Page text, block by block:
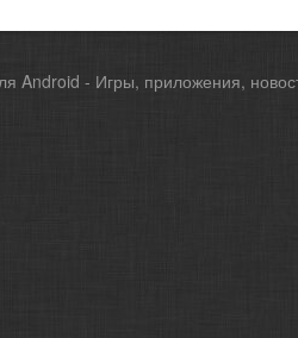
Android - Игры, приложения,